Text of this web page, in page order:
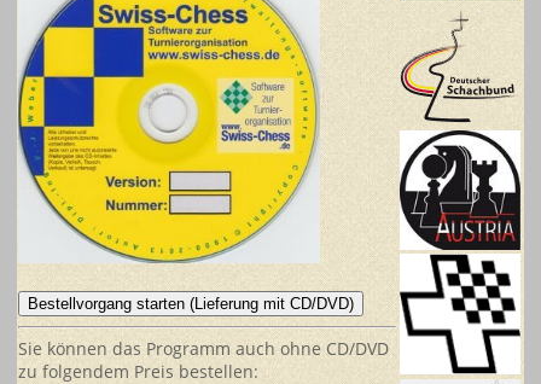
Sie können das Programm auch ohne CD/DVD
zu folgendem Preis bestellen: